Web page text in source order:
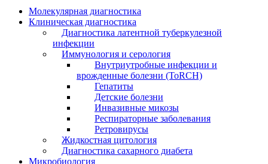
Молекулярная диагностика
Клиническая диагностика
Диагностика латентной туберкулезной
инфекции
Иммунология и серология
Внутриутробные инфекции и
врожденные болезни (ToRCH)
Гепатиты
Детские болезни
Инвазивные микозы
Респираторные заболевания
Ретровирусы
Жидкостная цитология
Диагностика сахарного диабета
Микробиология